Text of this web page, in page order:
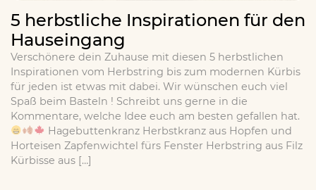
5 herbstliche Inspirationen für den
Hauseingang
Verschönere dein Zuhause mit diesen 5 herbstlichen
Inspirationen vom Herbstring bis zum modernen Kürbis
für jeden ist etwas mit dabei. Wir wünschen euch viel
Spaß beim Basteln ! Schreibt uns gerne in die
Kommentare, welche Idee euch am besten gefallen hat.
Hagebuttenkranz Herbstkranz aus Hopfen und
Horteisen Zapfenwichtel fürs Fenster Herbstring aus Filz
Kürbisse aus […]